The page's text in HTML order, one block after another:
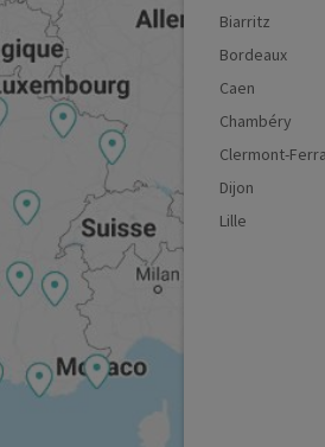
Biarritz
Bordeaux
Caen
Chambéry
Clermont-
Dijon
Lille